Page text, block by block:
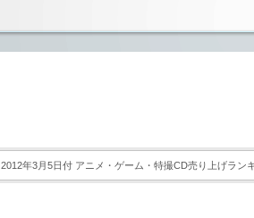
2012年3月5日付 アニメ・ゲーム・特撮CD売り上げラン